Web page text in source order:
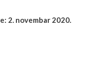
2. novembar 2020.